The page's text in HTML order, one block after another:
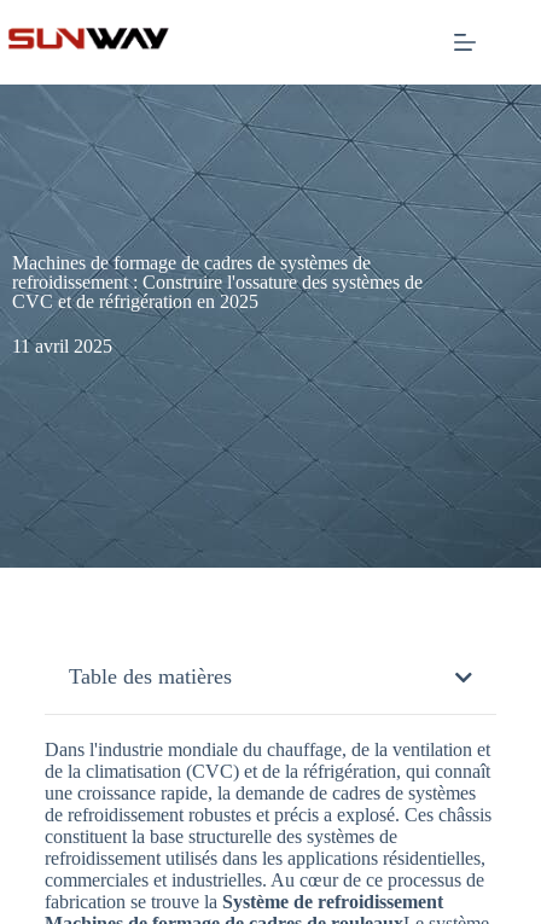
Machines de formage de cadres de systèmes de
refroidissement : Construire l'ossature des systèmes de
CVC et de réfrigération en 2025
11 avril 2025
Table des matières
Dans l'industrie mondiale du chauffage, de la ventilation et
de la climatisation (CVC) et de la réfrigération, qui connaît
une croissance rapide, la demande de cadres de systèmes
de refroidissement robustes et précis a explosé. Ces châssis
constituent la base structurelle des systèmes de
refroidissement utilisés dans les applications résidentielles,
commerciales et industrielles. Au cœur de ce processus de
fabrication se trouve la Système de refroidissement